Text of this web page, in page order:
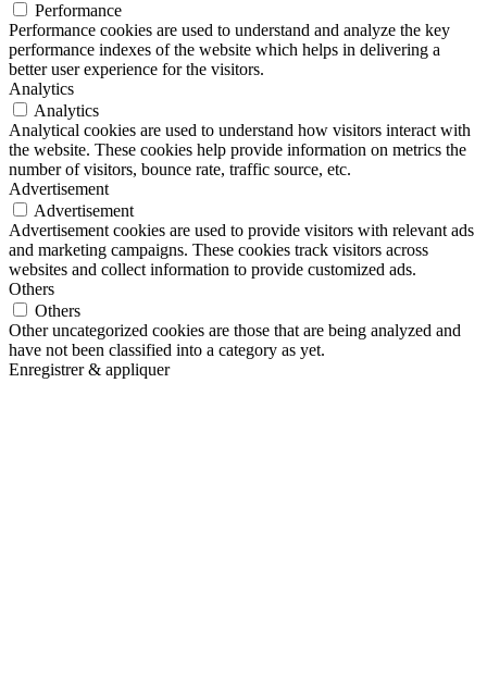
Performance
Performance cookies are used to understand and analyze the key
performance indexes of the website which helps in delivering a
better user experience for the visitors.
Analytics
Analytics
Analytical cookies are used to understand how visitors interact with
the website. These cookies help provide information on metrics the
number of visitors, bounce rate, traffic source, etc.
Advertisement
Advertisement
Advertisement cookies are used to provide visitors with relevant ads
and marketing campaigns. These cookies track visitors across
websites and collect information to provide customized ads.
Others
Others
Other uncategorized cookies are those that are being analyzed and
have not been classified into a category as yet.
Enregistrer & appliquer